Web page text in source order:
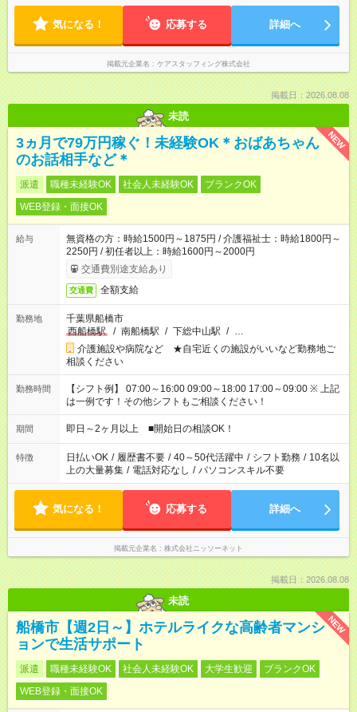
気になる！ 応募する 詳細へ
掲載元企業名 ケアスタッフィング株式会社
掲載日：2026.08.08
未読
NEW
3ヵ月で79万円稼ぐ！未経験OK＊おばあちゃん
のお話相手など＊
派遣 職種未経験OK 社会人未経験OK
ブランクOK
WEB登録・面接OK
給与
無資格の方：時給1500円～1875円 / 介護福祉士：時給1800円～
2250円 / 初任者以上：時給1600円～2000円
交通費別途支給あり
交通費 全額支給
勤務地
千葉県船橋市
西船橋駅
/ 南船橋駅 / 下総中山駅 / …
介護施設や病院など ★自宅近くの施設がいいなど勤務地ご
相談ください
勤務時間
【シフト例】 07:00～16:00 09:00～18:00 17:00～09:00 ※ 上記
は一例です！その他シフトもご相談ください！
期間 即日～2ヶ月以上 ■開始日の相談OK！
特徴 日払いOK / 履歴書不要 / 40～50代活躍中 / シフト勤務 / 10名以
上の大量募集 / 電話対応なし / パソコンスキル不要
気になる！ 応募する 詳細へ
掲載元企業名 株式会社ニッソーネット
掲載日：2026.08.08
未読
NEW
船橋市【週2日～】ホテルライクな高齢者マンシ
ョンで生活サポート
派遣 職種未経験OK 社会人未経験OK 大学生歓迎
ブランクOK
WEB登録・面接OK